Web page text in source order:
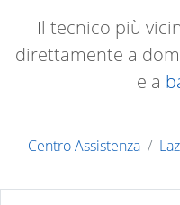
Il tecnico più
direttamente a
e a
Centro Assistenza